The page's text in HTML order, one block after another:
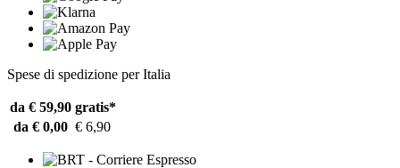
Spese di spedizione per Italia
da € 59,90 gratis*
da € 0,00 € 6,90